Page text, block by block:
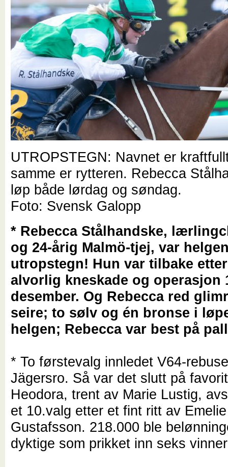
UTROPSTEGN: Navnet er
samme er rytteren. Rebecca
løp både lørdag og søndag.
Foto: Svensk Galopp
* Rebecca Stålhandske,
og 24-årig Malmö-tjej, var
utropstegn! Hun var tilbake
alvorlig kneskade og operasjon
desember. Og Rebecca red
seire; to sølv og én bronse i
helgen; Rebecca var best på
* To førstevalg innledet V64-
Jägersro. Så var det slutt på
Heodora, trent av Marie Lustig,
et 10.valg etter et fint ritt av Emelie
Gustafsson. 218.000 ble
dyktige som prikket inn seks